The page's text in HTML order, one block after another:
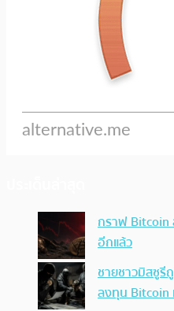
กราฟ
อีกแล้ว
ชายชาวมิสซู
ลงทุน Bitcoin